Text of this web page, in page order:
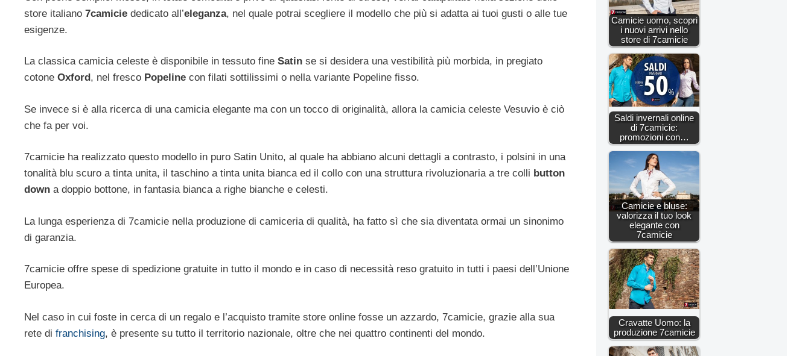
store italiano 7camicie dedicato all’eleganza, nel quale potrai scegliere il modello che più si adatta ai tuoi gusti o alle tue
esigenze.
La classica camicia celeste è disponibile in tessuto fine Satin se si desidera una vestibilità più morbida, in pregiato
cotone Oxford, nel fresco Popeline con filati sottilissimi o nella variante Popeline fisso.
Se invece si è alla ricerca di una camicia elegante ma con un tocco di originalità, allora la camicia celeste Vesuvio è ciò
che fa per voi.
7camicie ha realizzato questo modello in puro Satin Unito, al quale ha abbiano alcuni dettagli a contrasto, i polsini in una
tonalità blu scuro a tinta unita, il taschino a tinta unita bianca ed il collo con una struttura rivoluzionaria a tre colli button
down a doppio bottone, in fantasia bianca a righe bianche e celesti.
La lunga esperienza di 7camicie nella produzione di camiceria di qualità, ha fatto sì che sia diventata ormai un sinonimo
di garanzia.
7camicie offre spese di spedizione gratuite in tutto il mondo e in caso di necessità reso gratuito in tutti i paesi dell’Unione
Europea.
Nel caso in cui foste in cerca di un regalo e l’acquisto tramite store online fosse un azzardo, 7camicie, grazie alla sua
rete di franchising, è presente su tutto il territorio nazionale, oltre che nei quattro continenti del mondo.
Camicie uomo, scopri
i nuovi arrivi nello
store di 7camicie
Saldi invernali online
di 7camicie:
promozioni con…
Camicie e bluse:
valorizza il tuo look
elegante con
7camicie
Cravatte Uomo: la
produzione 7camicie